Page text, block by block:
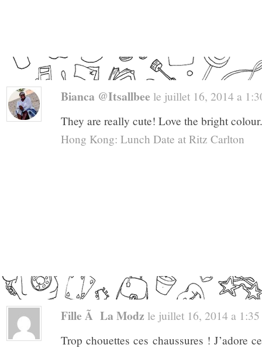
Bianca @itsallbee le juillet 16, 2014 a
They are really cute! Love the bright colour.
Hong Kong: Lunch Date at Ritz Carlton
Fille Ã La Modz le juillet 16, 2014 a
Trop chouettes ces chaussures ! J’adore